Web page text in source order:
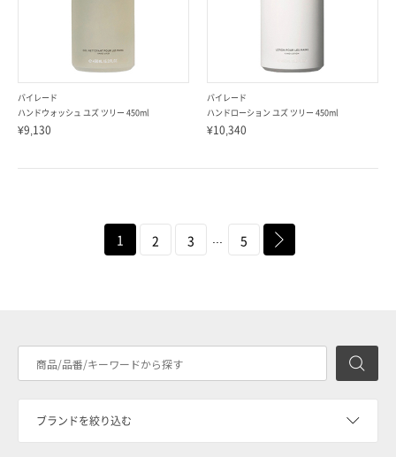
バイレード
ハンドウォッシュ ユズ ツリー 450ml
¥9,130
バイレード
ハンドローション ユズ ツリー 450ml
¥10,340
1 2 3 ... 5
ブランドを絞り込む